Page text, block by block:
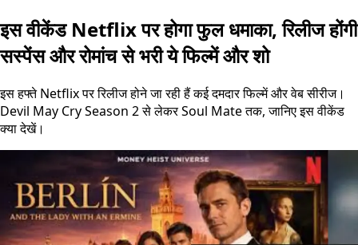
इस वीकेंड Netflix पर होगा फुल धमाका, रिलीज होंगी
सस्पेंस और रोमांच से भरी ये फिल्में और शो
इस हफ्ते Netflix पर रिलीज होने जा रही हैं कई दमदार फिल्में और वेब सीरीज।
Devil May Cry Season 2 से लेकर Soul Mate तक, जानिए इस वीकेंड
क्या देखें।